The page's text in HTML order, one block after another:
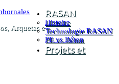
Arquetas e
RASAN
Histoire
Technologie RASAN
PE vs Béton
Projets et